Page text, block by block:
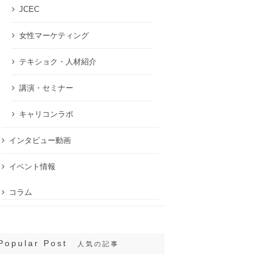
JCEC
女性マーケティング
テキショク・人材紹介
講演・セミナー
キャリコンラボ
インタビュー動画
イベント情報
コラム
Post 人気の記事